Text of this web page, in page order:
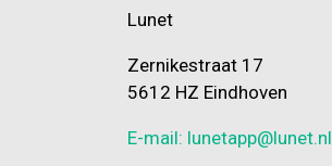
Lunet
Zernikestraat 17
5612 HZ Eindhoven
E-mail: lunetapp@lunet.nl